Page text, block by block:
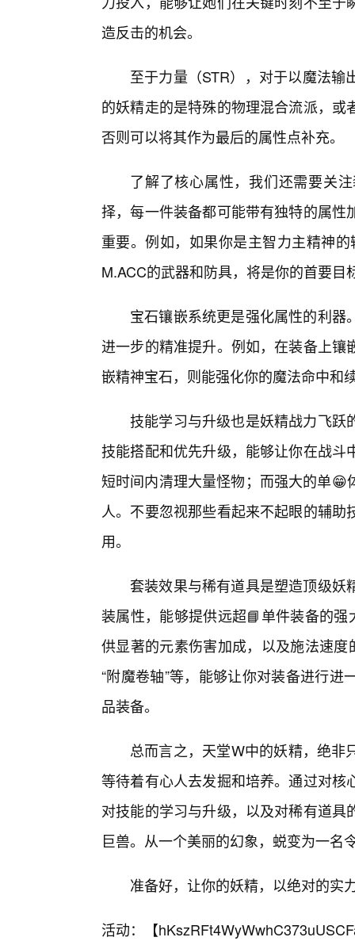
造反击的机会。
至于力量（STR），对于以魔法
的妖精走的是特殊的物理混合流派，
否则可以将其作为最后的属性点补充。
了解了核心属性，我们还需要关
择，每一件装备都可能带有独特的属
重要。例如，如果你是主智力主精神
M.ACC的武器和防具，将是你的首要目
宝石镶嵌系统更是强化属性的利
进一步的精准提升。例如，在装备上
嵌精神宝石，则能强化你的魔法命中和
技能学习与升级也是妖精战力飞跃
技能搭配和优先升级，能够让你在战
短时间内清理大量怪物；而强大的单
人。不要忽视那些看起来不起眼的辅
用。
套装效果与稀有道具是塑造顶级妖
装属性，能够提供远超📘单件装备的
供显著的元素伤害加成，以及施法速
“附魔卷轴”等，能够让你对装备进行
品装备。
总而言之，天堂W中的妖精，绝非
等待着有心人去发掘和培养。通过对
对技能的学习与升级，以及对稀有道
巨兽。从一个美丽的幻象，蜕变为一名
准备好，让你的妖精，以绝对的实
活动：【